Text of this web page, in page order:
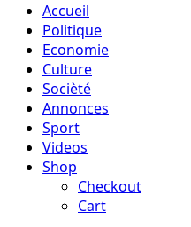
Accueil
Politique
Economie
Culture
Socièté
Annonces
Sport
Videos
Shop
Checkout
Cart